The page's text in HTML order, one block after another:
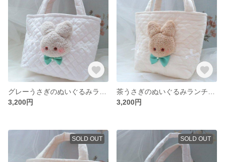
3,200円
3,200円
SOLD OUT SOLD OUT